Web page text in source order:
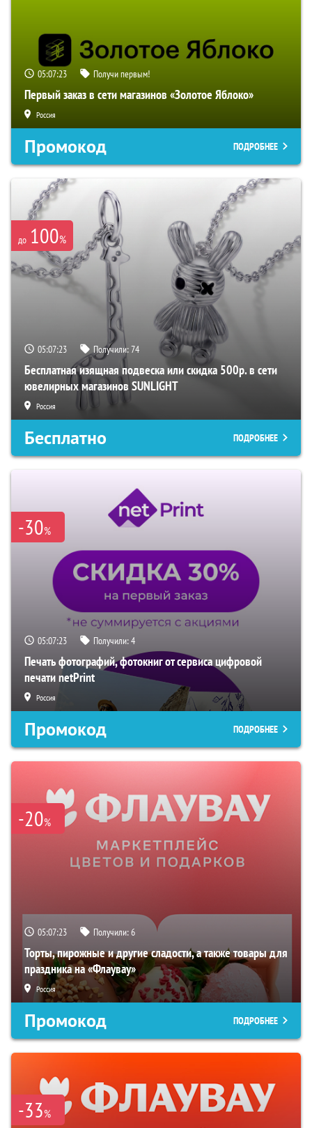
05:07:22 Получи первым!
Первый заказ в сети магазинов «Золотое Яблоко»
Россия
Промокод ПОДРОБНЕЕ
до 100%
05:07:22 Получили:74
Бесплатная изящная подвеска или скидка 500р. в сети
ювелирных магазинов SUNLIGHT
Россия
Бесплатно ПОДРОБНЕЕ
-30%
05:07:22 Получили:4
Печать фотографий, фотокниг от сервиса цифровой
печати netPrint
Россия
Промокод ПОДРОБНЕЕ
-20%
05:07:22 Получили:6
Торты, пирожные и другие сладости, а также товары для
праздника на «Флаувау»
Россия
Промокод ПОДРОБНЕЕ
-33%